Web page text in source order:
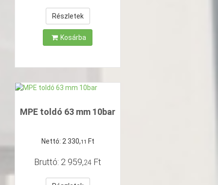
Részletek
Kosárba
MPE toldó 63 mm 10bar
Nettó: 2 330,11 Ft
Bruttó: 2 959,24 Ft